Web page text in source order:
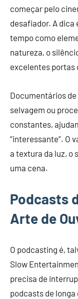
começar pelo
desafiador. A dica
tempo como
natureza, o
excelentes portas
Documentários
selvagem ou
constantes,
“interessante”. O
a textura da luz, o
uma cena.
Podcasts
Arte de
O podcasting é,
Slow
precisa de
podcasts de longa